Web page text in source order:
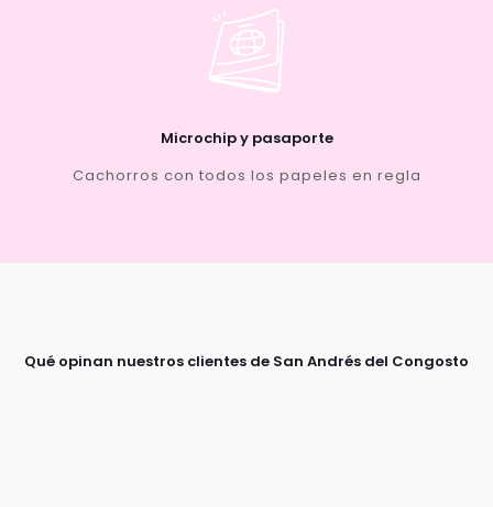
Microchip y pasaporte
Cachorros con todos los papeles en regla
Qué opinan nuestros clientes de San Andrés del Congosto